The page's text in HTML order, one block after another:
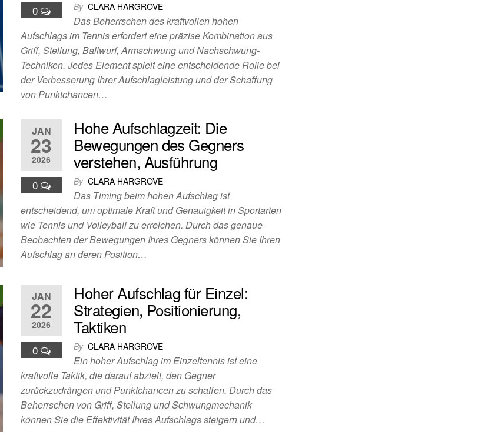
0 By CLARA HARGROVE
Das Beherrschen des kraftvollen hohen
Aufschlags im Tennis erfordert eine präzise Kombination aus
Griff, Stellung, Ballwurf, Armschwung und Nachschwung-
Techniken. Jedes Element spielt eine entscheidende Rolle bei
der Verbesserung Ihrer Aufschlagleistung und der Schaffung
von Punktchancen…
JAN
23
2026
0
Hohe Aufschlagzeit: Die
Bewegungen des Gegners
verstehen, Ausführung
By CLARA HARGROVE
Das Timing beim hohen Aufschlag ist
entscheidend, um optimale Kraft und Genauigkeit in Sportarten
wie Tennis und Volleyball zu erreichen. Durch das genaue
Beobachten der Bewegungen Ihres Gegners können Sie Ihren
Aufschlag an deren Position…
JAN
22
2026
0
Hoher Aufschlag für Einzel:
Strategien, Positionierung,
Taktiken
By CLARA HARGROVE
Ein hoher Aufschlag im Einzeltennis ist eine
kraftvolle Taktik, die darauf abzielt, den Gegner
zurückzudrängen und Punktchancen zu schaffen. Durch das
Beherrschen von Griff, Stellung und Schwungmechanik
können Sie die Effektivität Ihres Aufschlags steigern und…